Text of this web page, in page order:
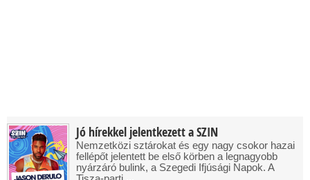
Jó hírekkel jelentkezett a SZIN
Nemzetközi sztárokat és egy nagy csokor hazai
fellépőt jelentett be első körben a legnagyobb
nyárzáró bulink, a Szegedi Ifjúsági Napok. A